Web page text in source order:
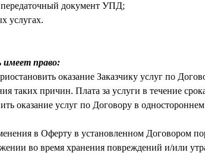
документ УПД;
услугах.
имеет право:
оказание Заказчику услуг по
таких причин. Плата за услуги в течение
оказание услуг по Договору в
в Оферту в установленном Договором
во время хранения повреждений и/или